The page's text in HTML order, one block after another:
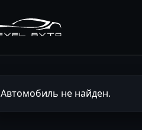
Автомобиль не найден.